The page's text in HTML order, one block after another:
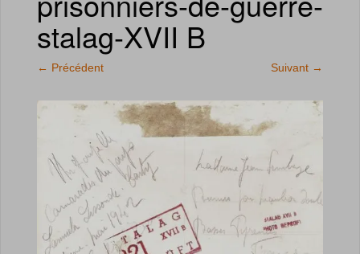
stalag-XVII B
← Précédent Suivant →